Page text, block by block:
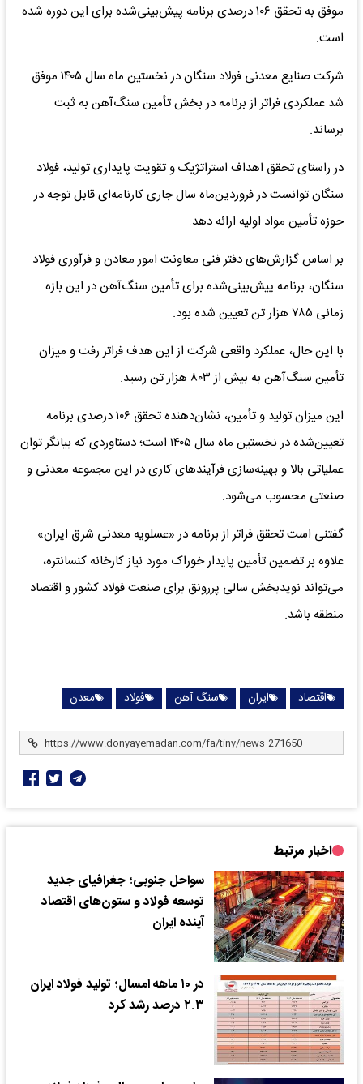
موفق به تحقق ۱۰۶ درصدی برنامه پیش‌بینی‌شده برای این دوره شده
است.
شرکت صنایع معدنی فولاد سنگان در نخستین ماه سال ۱۴۰۵ موفق
شد عملکردی فراتر از برنامه در بخش تأمین سنگ‌آهن به ثبت
برساند.
در راستای تحقق اهداف استراتژیک و تقویت پایداری تولید، فولاد
سنگان توانست در فروردین‌ماه سال جاری کارنامه‌ای قابل توجه در
حوزه تأمین مواد اولیه ارائه دهد.
بر اساس گزارش‌های دفتر فنی معاونت امور معادن و فرآوری فولاد
سنگان، برنامه پیش‌بینی‌شده برای تأمین سنگ‌آهن در این بازه
زمانی ۷۸۵ هزار تن تعیین شده بود.
با این حال، عملکرد واقعی شرکت از این هدف فراتر رفت و میزان
تأمین سنگ‌آهن به بیش از ۸۰۳ هزار تن رسید.
این میزان تولید و تأمین، نشان‌دهنده تحقق ۱۰۶ درصدی برنامه
تعیین‌شده در نخستین ماه سال ۱۴۰۵ است؛ دستاوردی که بیانگر توان
عملیاتی بالا و بهینه‌سازی فرآیندهای کاری در این مجموعه معدنی و
صنعتی محسوب می‌شود.
گفتنی است تحقق فراتر از برنامه در «عسلویه معدنی شرق ایران»
علاوه بر تضمین تأمین پایدار خوراک مورد نیاز کارخانه کنسانتره،
می‌تواند نویدبخش سالی پررونق برای صنعت فولاد کشور و اقتصاد
منطقه باشد.
اقتصاد ایران سنگ آهن فولاد معدن
اخبار مرتبط
سواحل جنوبی؛ جغرافیای جدید
توسعه فولاد و ستون‌های اقتصاد
آینده ایران
در ۱۰ ماهه امسال؛ تولید فولاد ایران
۲.۳ درصد رشد کرد